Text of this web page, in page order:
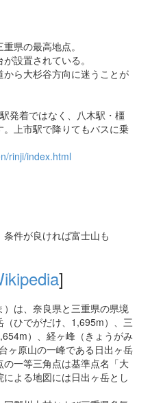
県の最高地点。
設置されている。
ら大杉谷方向に迷うことが
発着ではなく、八木駅・橿
上市駅で降りてもバスに乗
rinji/index.html
件が良ければ富士山も
]
は、奈良県と三重県の県境
ひでがだけ、1,695m）、三
）、経ヶ峰（きょうがみ
ヶ原山の一峰である日出ヶ岳
一等三角点は基準点名「大
よる地図には日出ヶ岳とし